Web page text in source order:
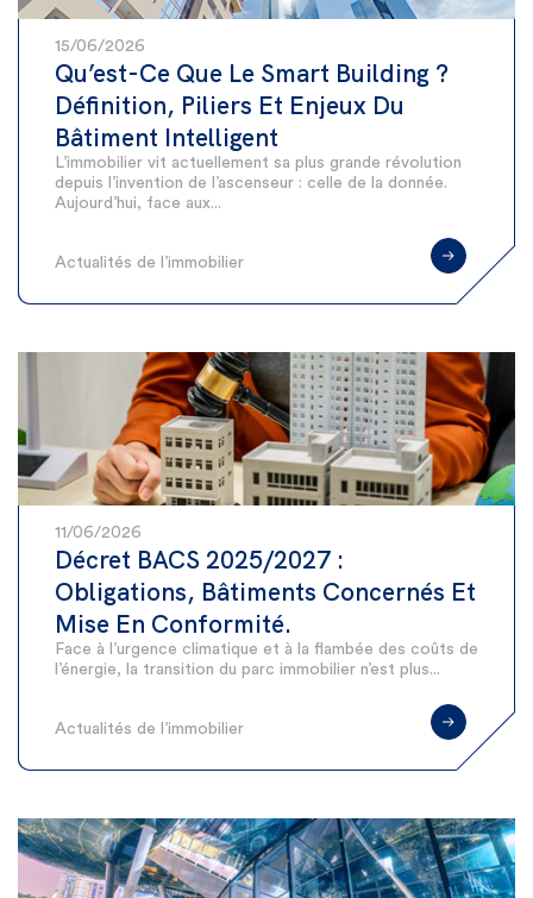
15/06/2026
Qu’est-Ce Que Le Smart Building ?
Définition, Piliers Et Enjeux Du
Bâtiment Intelligent
L’immobilier vit actuellement sa plus grande révolution
depuis l’invention de l’ascenseur : celle de la donnée.
Aujourd’hui, face aux...
Actualités de l’immobilier
11/06/2026
Décret BACS 2025/2027 :
Obligations, Bâtiments Concernés Et
Mise En Conformité.
Face à l’urgence climatique et à la flambée des coûts de
l’énergie, la transition du parc immobilier n’est plus...
Actualités de l’immobilier